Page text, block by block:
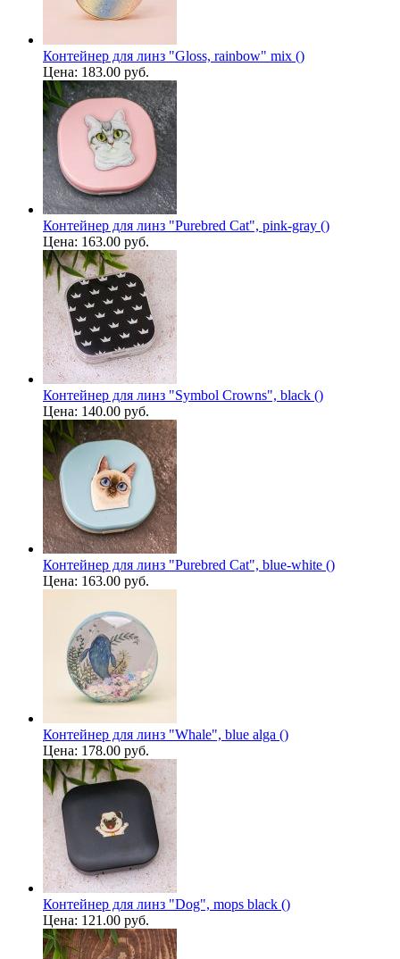
Контейнер для линз "Gloss, rainbow" mix ()
Цена: 183.00 руб.
Контейнер для линз "Purebred Cat", pink-gray ()
Цена: 163.00 руб.
Контейнер для линз "Symbol Crowns", black ()
Цена: 140.00 руб.
Контейнер для линз "Purebred Cat", blue-white ()
Цена: 163.00 руб.
Контейнер для линз "Whale", blue alga ()
Цена: 178.00 руб.
Контейнер для линз "Dog", mops black ()
Цена: 121.00 руб.